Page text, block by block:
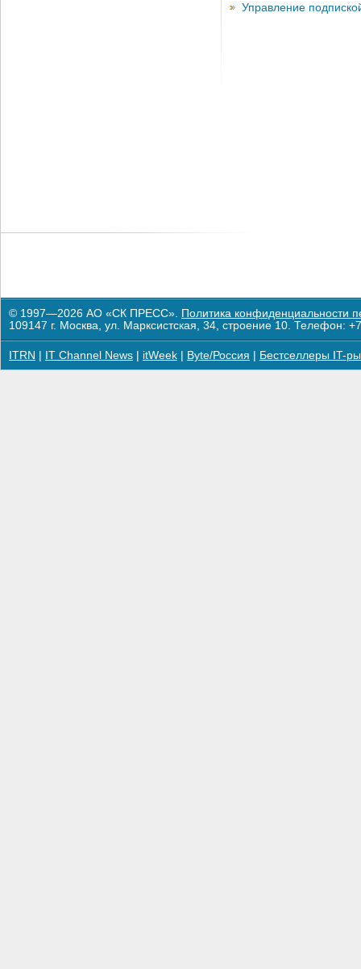
Управление
© 1997—2026 АО «СК ПРЕСС». Политика конфиденциальности
109147 г. Москва, ул. Марксистская, 34, строение 10. Телефон:
ITRN IT Channel News itWeek Byte/Россия Бестселлеры IT-